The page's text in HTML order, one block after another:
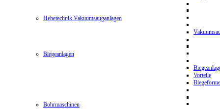
Hebetechnik Vakuumsauganlagen
Biegeanlagen
Vorteile
Bohrmaschinen